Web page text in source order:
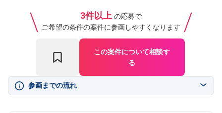
3件以上 の応募で
ご希望の条件の案件に参画しやすくなります
この案件について相談す
る
参画までの流れ